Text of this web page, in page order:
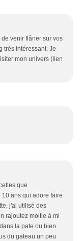
venir flâner sur vos
très intéressant. Je
mon univers (lien
que
ans qui adore faire
j'ai utilisé des
rajoutez moitie à mi
la pate ou bien
du gateau un peu